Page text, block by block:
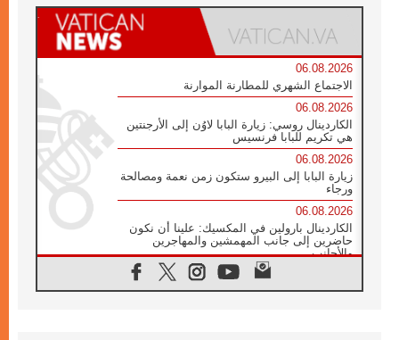
06.08.2026
الاجتماع الشهري للمطارنة الموارنة
06.08.2026
الكاردينال روسي: زيارة البابا لاوُن إلى الأرجنتين
هي تكريم للبابا فرنسيس
06.08.2026
زيارة البابا إلى البيرو ستكون زمن نعمة ومصالحة
ورجاء
06.08.2026
الكاردينال بارولين في المكسيك: علينا أن نكون
حاضرين إلى جانب المهمشين والمهاجرين
والأجانب
البابا لاوُن الرابع عشر للشباب في أسيزي: